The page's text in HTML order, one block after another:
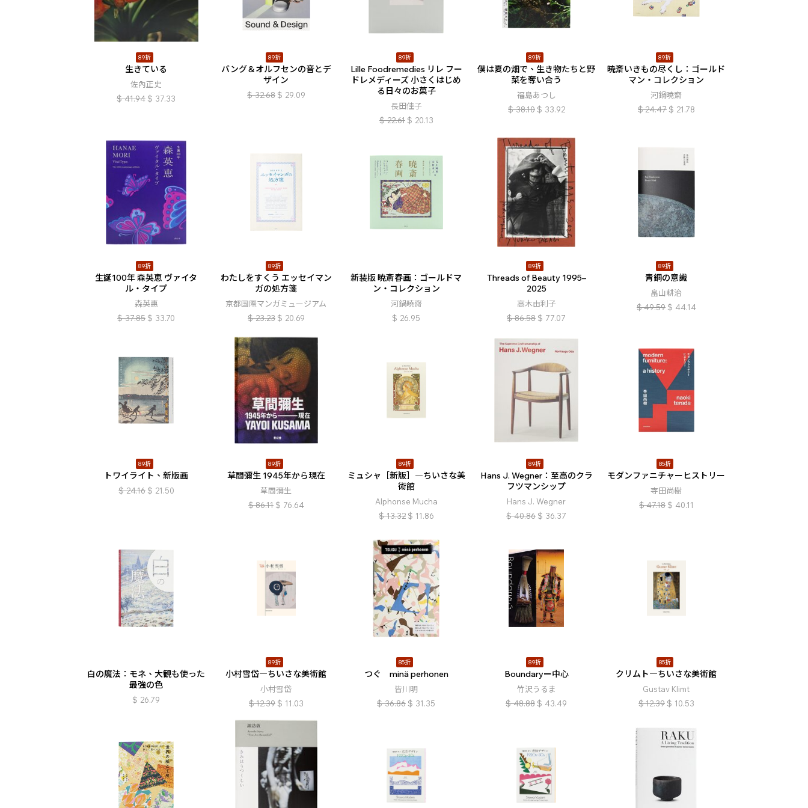
89折
生きている
佐內正史
$ 41.94 $ 37.33
89折
バング＆オルフセンの音とデ
ザイン
$ 32.68 $ 29.09
89折
Lille Foodremedies リレ フー
ドレメディーズ 小さくはじめ
る日々のお菓子
長田佳子
$ 22.61 $ 20.13
89折
僕は夏の畑で、生き物たちと野
菜を奪い合う
福島あつし
$ 38.10 $ 33.92
89折
暁斎いきもの尽くし：ゴールド
マン・コレクション
河鍋曉齋
$ 24.47 $ 21.78
89折
生誕100年 森英恵 ヴァイタ
ル・タイプ
森英惠
$ 37.85 $ 33.70
89折
わたしをすくう エッセイマン
ガの処方箋
京都国際マンガミュージアム
$ 23.23 $ 20.69
新装版 暁斎春画：ゴールドマ
ン・コレクション
河鍋曉齋
$ 26.95
89折
Threads of Beauty 1995–
2025
高木由利子
$ 86.58 $ 77.07
89折
青銅の意識
畠山耕治
$ 49.59 $ 44.14
89折
トワイライト、新版画
$ 24.16 $ 21.50
89折
草間彌生 1945年から現在
草間彌生
$ 86.11 $ 76.64
89折
ミュシャ［新版］―ちいさな美
術館
Alphonse Mucha
$ 13.32 $ 11.86
89折
Hans J. Wegner：至高のクラ
フツマンシップ
Hans J. Wegner
$ 40.86 $ 36.37
85折
モダンファニチャーヒストリー
寺田尚樹
$ 47.18 $ 40.11
白の魔法：モネ、大観も使った
最強の色
$ 26.79
89折
小村雪岱―ちいさな美術館
小村雪岱
$ 12.39 $ 11.03
85折
つぐ minä perhonen
皆川明
$ 36.86 $ 31.35
89折
Boundaryー中心
竹沢うるま
$ 48.88 $ 43.49
85折
クリムト―ちいさな美術館
Gustav Klimt
$ 12.39 $ 10.53